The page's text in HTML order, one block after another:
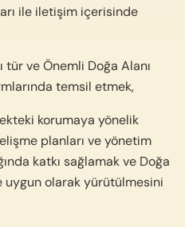
ile iletişim içerisinde
tür ve Önemli Doğa Alanı
temsil etmek,
korumaya yönelik
planları ve yönetim
katkı sağlamak ve Doğa
uygun olarak yürütülmesini